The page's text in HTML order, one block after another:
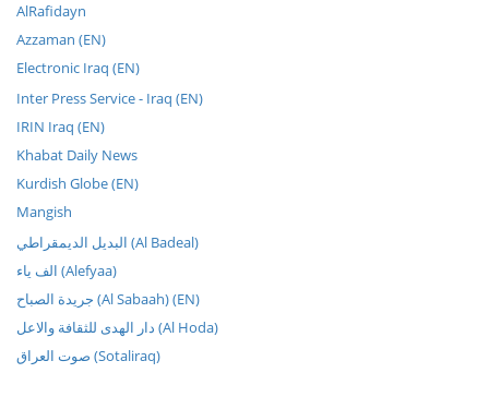
AlRafidayn
Azzaman (EN)
Electronic Iraq (EN)
Inter Press Service - Iraq (EN)
IRIN Iraq (EN)
Khabat Daily News
Kurdish Globe (EN)
Mangish
البديل الديمقراطي (Al Badeal)
الف ياء (Alefyaa)
جريدة الصباح (Al Sabaah) (EN)
دار الهدى للثقافة والاعل (Al Hoda)
صوت العراق (Sotaliraq)